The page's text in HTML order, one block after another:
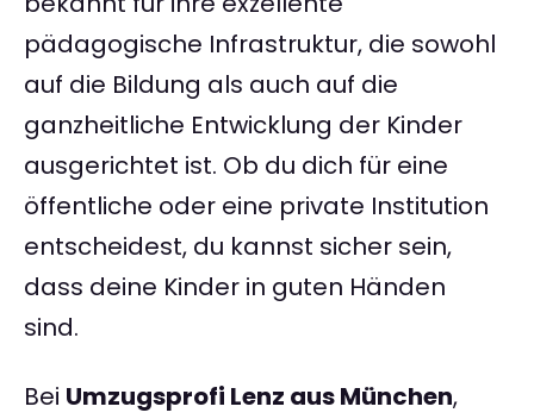
pädagogische Infrastruktur, die sowohl
auf die Bildung als auch auf die
ganzheitliche Entwicklung der Kinder
ausgerichtet ist. Ob du dich für eine
öffentliche oder eine private Institution
entscheidest, du kannst sicher sein,
dass deine Kinder in guten Händen
sind.
Bei Umzugsprofi Lenz aus München,